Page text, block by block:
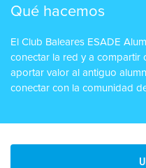
Qué hacemos
El Club Baleares ESADE
conectar la red y a compartir
aportar valor al antiguo
conectar con la comunidad